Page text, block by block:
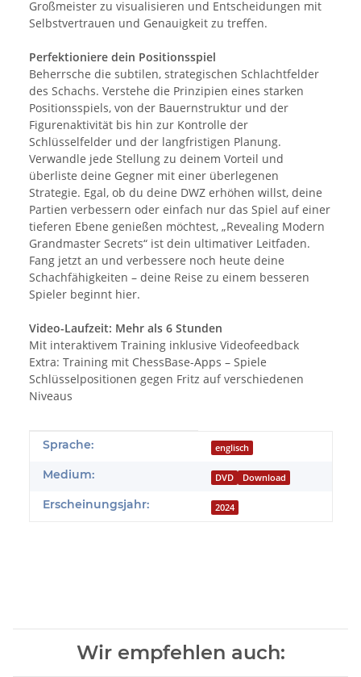
Großmeister zu visualisieren und Entscheidungen mit
Selbstvertrauen und Genauigkeit zu treffen.
Perfektioniere dein Positionsspiel
Beherrsche die subtilen, strategischen Schlachtfelder
des Schachs. Verstehe die Prinzipien eines starken
Positionsspiels, von der Bauernstruktur und der
Figurenaktivität bis hin zur Kontrolle der
Schlüsselfelder und der langfristigen Planung.
Verwandle jede Stellung zu deinem Vorteil und
überliste deine Gegner mit einer überlegenen
Strategie. Egal, ob du deine DWZ erhöhen willst, deine
Partien verbessern oder einfach nur das Spiel auf einer
tieferen Ebene genießen möchtest, „Revealing Modern
Grandmaster Secrets“ ist dein ultimativer Leitfaden.
Fang jetzt an und verbessere noch heute deine
Schachfähigkeiten – deine Reise zu einem besseren
Spieler beginnt hier.
Video-Laufzeit: Mehr als 6 Stunden
Mit interaktivem Training inklusive Videofeedback
Extra: Training mit ChessBase-Apps – Spiele
Schlüsselpositionen gegen Fritz auf verschiedenen
Niveaus
Produkteigenschaft
Wert
Sprache: englisch
Medium: DVD Download
Erscheinungsjahr: 2024
Wir empfehlen auch: